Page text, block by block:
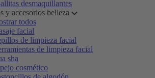
desmaquillantes
y accesorios belleza
todos
facial
de limpieza facial
de limpieza facial
sha
cosmético